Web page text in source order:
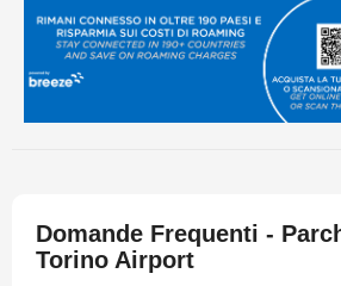
Domande Frequenti -
Torino Airport